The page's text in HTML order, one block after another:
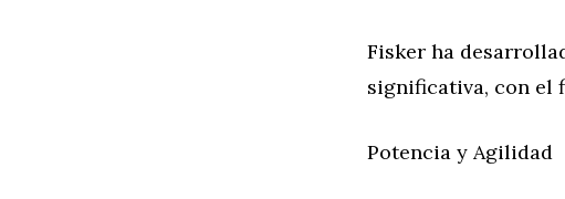
Fisker ha
significativa, con el
Potencia y Agilidad